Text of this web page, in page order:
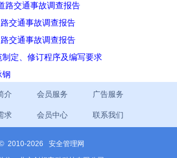
路交通事故调查报告
交通事故调查报告
交通事故调查报告
定、修订程序及编写要求
钢
介 会员服务 广告服务
求 会员中心 联系我们
2010-2026 安全管理网